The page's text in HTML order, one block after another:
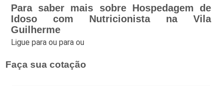
Para saber mais sobre Hospedagem de
Idoso com Nutricionista na Vila
Guilherme
Ligue paraou paraou
Faça sua cotação